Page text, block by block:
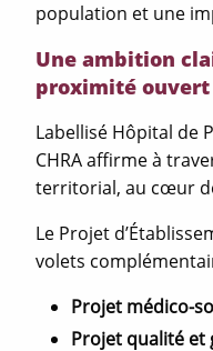
population et une
Une ambition
proximité
Labellisé Hôpital de
CHRA affirme à
territorial, au cœur
Le Projet
volets
Projet médico-
Projet qualité et